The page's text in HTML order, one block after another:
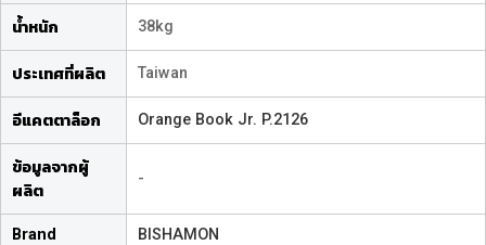
น้ำหนัก 38kg
ประเทศที่ผลิต Taiwan
อีแคตตาล็อก Orange Book Jr. P.2126
ข้อมูลจากผู้
ผลิต
-
Brand BISHAMON